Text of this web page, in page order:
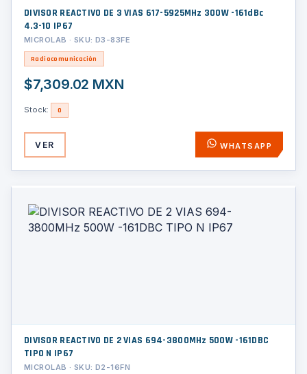
DIVISOR REACTIVO DE 3 VIAS 617-5925MHz 300W -161dBc
4.3-10 IP67
MICROLAB · SKU: D3-83FE
Radiocomunicación
$7,309.02 MXN
Stock: 0
VER WHATSAPP
DIVISOR REACTIVO DE 2 VIAS 694-3800MHz 500W -161DBC
TIPO N IP67
MICROLAB · SKU: D2-16FN